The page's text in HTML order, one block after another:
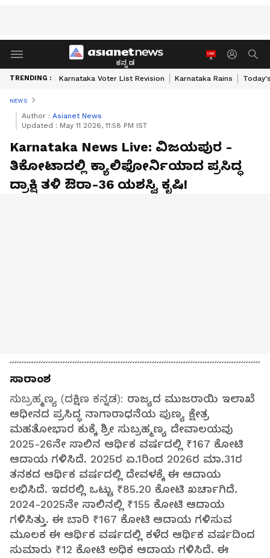
ಕನ್ನಡ
TRENDING : Karnataka Voter List Revision Karnataka Rains
NEWS
Author : Asianet News
Updated : May 11 2026, 11:58 PM IST
Karnataka News Live: ವಿಜಯಪುರ -
ತಿಕೋಟಾದಲ್ಲಿ ಕ್ಯಾಲಿಫೋರ್ನಿಯಾದ ಪ್ರಸಿದ್ಧ
ದ್ರಾಕ್ಷಿ ತಳಿ ಔರಾ-36 ಯಶಸ್ವಿ ಕೃಷಿ!
ಸಾರಾಂಶ
ಸುಬ್ರಹ್ಮಣ್ಯ (ದಕ್ಷಿಣ ಕನ್ನಡ): ರಾಜ್ಯದ ಮುಜರಾಯಿ ಇಲಾಖೆ
ಆಧೀನದ ಪ್ರಸಿದ್ಧ ನಾಗಾರಾಧನೆಯ ಪುಣ್ಯ ಕ್ಷೇತ್ರ
ಮಹತೋಭಾರ ಕುಕ್ಕೆ ಶ್ರೀ ಸುಬ್ರಹ್ಮಣ್ಯ ದೇವಾಲಯವು
2025-26ನೇ ಸಾಲಿನ ಆರ್ಥಿಕ ವರ್ಷದಲ್ಲಿ ₹167 ಕೋಟಿ
ಆದಾಯ ಗಳಿಸಿದೆ. 2025ರ ಏ.1ರಿಂದ 2026ರ ಮಾ.31ರ
ತನಕದ ಆರ್ಥಿಕ ವರ್ಷದಲ್ಲಿ ದೇವಳಕ್ಕೆ ಈ ಆದಾಯ
ಲಭಿಸಿದೆ. ಇದರಲ್ಲಿ ಒಟ್ಟು ₹85.20 ಕೋಟಿ ಖರ್ಚಾಗಿದೆ.
2024-2025ನೇ ಸಾಲಿನಲ್ಲಿ ₹155 ಕೋಟಿ ಆದಾಯ
ಗಳಿಸಿತ್ತು. ಈ ಬಾರಿ ₹167 ಕೋಟಿ ಆದಾಯ ಗಳಿಸುವ
ಮೂಲಕ ಈ ಆರ್ಥಿಕ ವರ್ಷದಲ್ಲಿ ಕಳೆದ ಆರ್ಥಿಕ ವರ್ಷದಿಂದ
ಸುಮಾರು ₹12 ಕೋಟಿ ಅಧಿಕ ಆದಾಯ ಗಳಿಸಿದೆ. ಈ